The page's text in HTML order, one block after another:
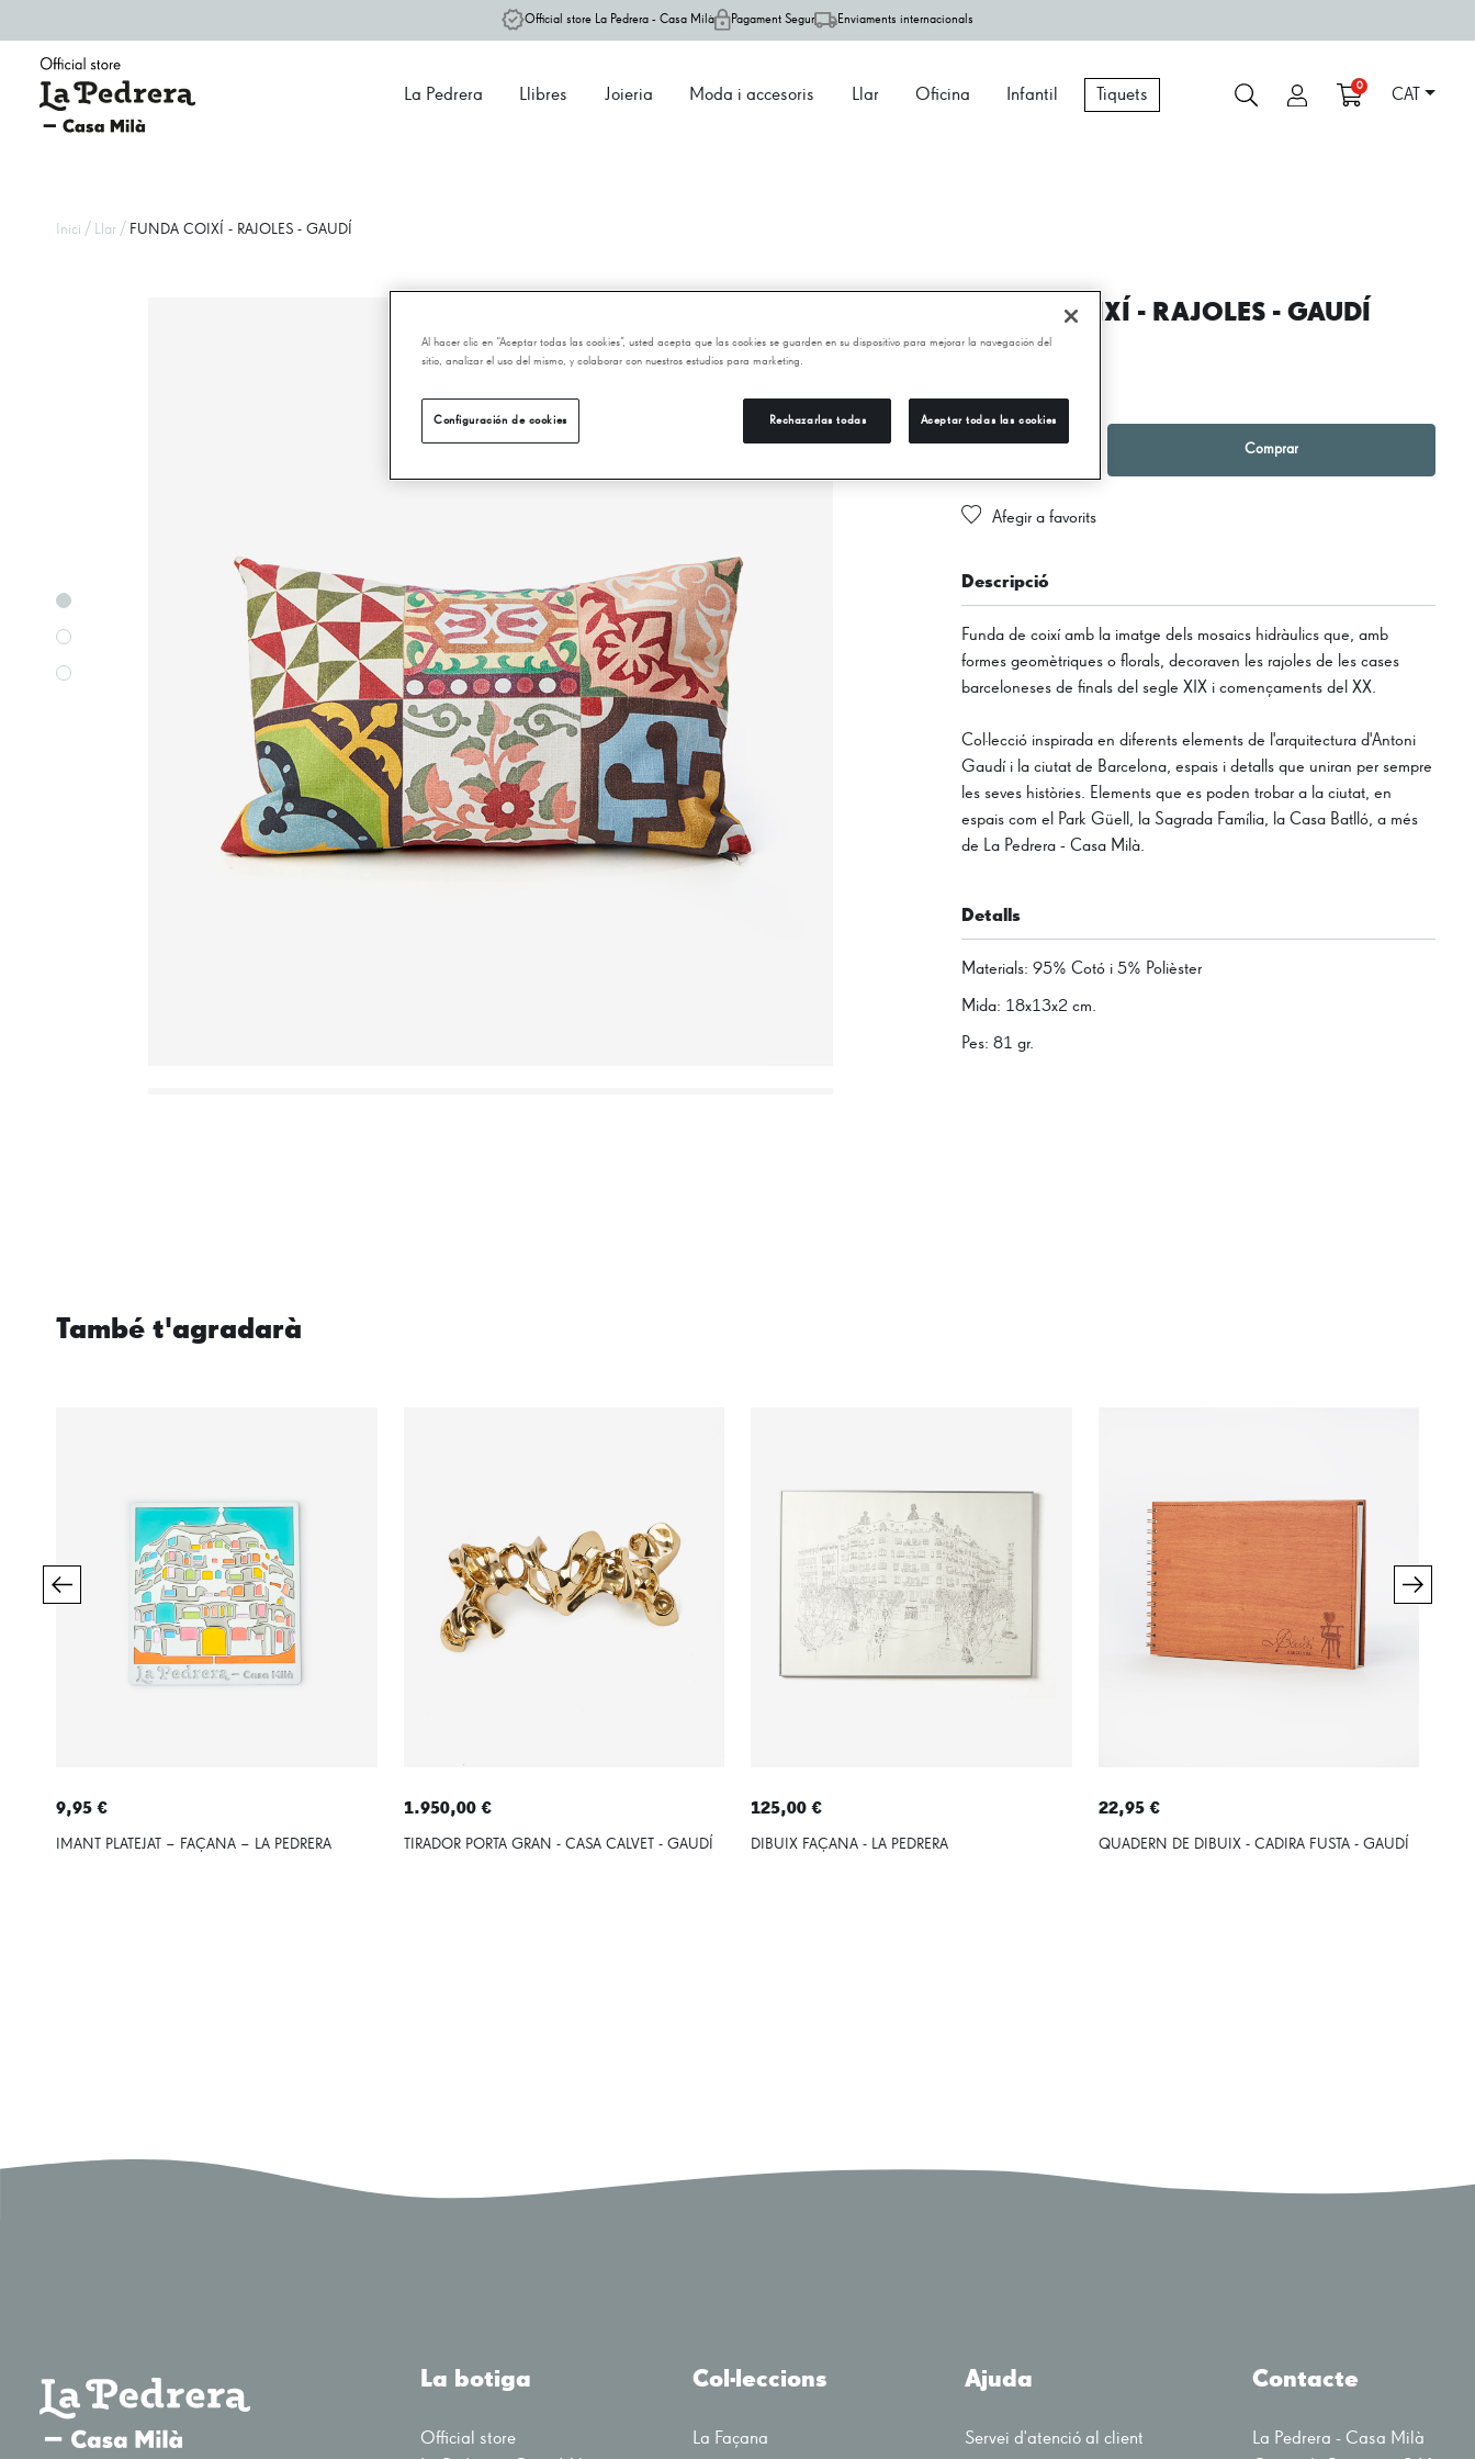
Official store La Pedrera - Casa Milà Pagament Segur Enviaments internacionals
La Pedrera Llibres Joieria Moda i accesoris Llar Oficina Infantil Tiquets
0
CAT
Inici / Llar / FUNDA COIXÍ - RAJOLES - GAUDÍ
FUNDA COIXÍ - RAJOLES - GAUDÍ
− 1 Comprar
Afegir a favorits
Descripció
Funda de coixí amb la imatge dels mosaics hidràulics que, amb
formes geomètriques o florals, decoraven les rajoles de les cases
barceloneses de finals del segle XIX i començaments del XX.
Col·lecció inspirada en diferents elements de l'arquitectura d'Antoni
Gaudí i la ciutat de Barcelona, espais i detalls que uniran per sempre
les seves històries. Elements que es poden trobar a la ciutat, en
espais com el Park Güell, la Sagrada Família, la Casa Batlló, a més
de La Pedrera - Casa Milà.
Detalls
Materials: 95% Cotó i 5% Polièster
Mida: 18x13x2 cm.
Pes: 81 gr.
També t'agradarà
9,95 €
IMANT PLATEJAT – FAÇANA – LA PEDRERA
1.950,00 €
TIRADOR PORTA GRAN - CASA CALVET - GAUDÍ
125,00 €
DIBUIX FAÇANA - LA PEDRERA
22,95 €
QUADERN DE DIBUIX - CADIRA FUSTA - GAUDÍ
La botiga
Official store
Col·leccions
La Façana
Ajuda
Servei d'atenció al client
Contacte
La Pedrera - Casa Milà
Al hacer clic en “Aceptar todas las cookies”, usted acepta que las cookies se guarden en su dispositivo para mejorar la navegación del
sitio, analizar el uso del mismo, y colaborar con nuestros estudios para marketing.
Configuración de cookies Rechazarlas todas Aceptar todas las cookies